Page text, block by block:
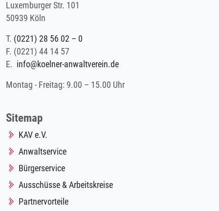
Luxemburger Str. 101
50939 Köln
T. (0221) 28 56 02 – 0
F. (0221) 44 14 57
E. info@koelner-anwaltverein.de
Montag - Freitag: 9.00 – 15.00 Uhr
Sitemap
KAV e.V.
Anwaltservice
Bürgerservice
Ausschüsse & Arbeitskreise
Partnervorteile